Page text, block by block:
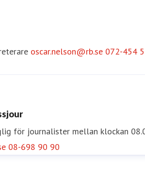
oscar.nelson@rb.se 072-454
för journalister mellan klockan
08-698 90 90